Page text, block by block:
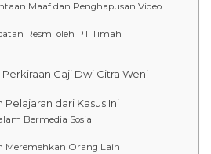
Maaf dan Penghapusan Video
Resmi oleh PT Timah
Gaji Dwi Citra Weni
dari Kasus Ini
Bermedia Sosial
Meremehkan Orang Lain